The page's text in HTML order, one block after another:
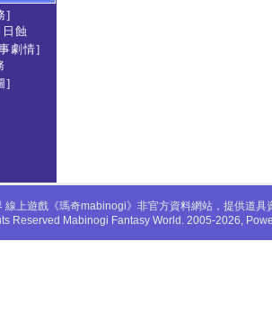
]
蝕
劇情]
]
線上遊戲《瑪奇mabinogi》非官方資料網站，提供道
Reserved Mabinogi Fantasy World. 2005-2026,